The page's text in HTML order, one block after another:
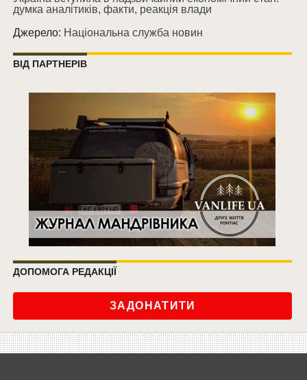
думка аналітиків, факти, реакція влади
Джерело: Національна служба новин
ВІД ПАРТНЕРІВ
ДОПОМОГА РЕДАКЦІЇ
ЗАДОНАТИТИ